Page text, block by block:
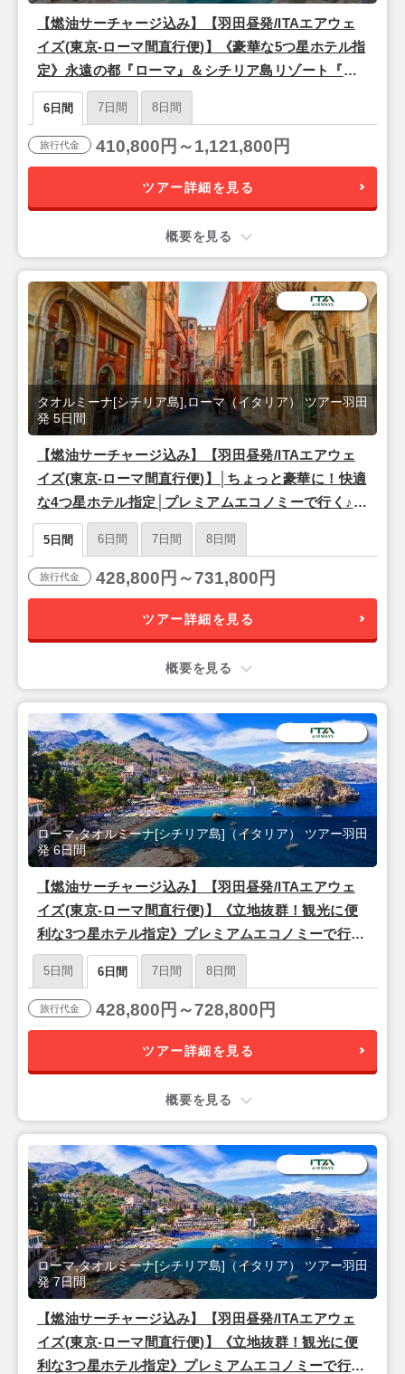
【燃油サーチャージ込み】【羽田昼発/ITAエアウェ
イズ(東京-ローマ間直行便)】《豪華な5つ星ホテル指
定》永遠の都『ローマ』＆シチリア島リゾート『タ
オルミーナ』6日間
6日間 7日間 8日間
旅行代金 410,800円～1,121,800円
ツアー詳細を見る
概要を見る
【燃油サーチャージ込み】【羽田昼発/ITAエアウェ
イズ(東京-ローマ間直行便)】│ちょっと豪華に！快適
な4つ星ホテル指定│プレミアムエコノミーで行く♪
永遠の都『ローマ』＆シチリア島リゾート『タオル
ミーナ』5日間
タオルミーナ[シチリア島],ローマ（イタリア） ツアー羽田
発 5日間
5日間 6日間 7日間 8日間
旅行代金 428,800円～731,800円
ツアー詳細を見る
概要を見る
【燃油サーチャージ込み】【羽田昼発/ITAエアウェ
イズ(東京-ローマ間直行便)】《立地抜群！観光に便
利な3つ星ホテル指定》プレミアムエコノミーで行く
♪ 永遠の都『ローマ』＆シチリア島リゾート『タオ
ルミーナ』6日間
ローマ,タオルミーナ[シチリア島]（イタリア） ツアー羽田
発 6日間
5日間 6日間 7日間 8日間
旅行代金 428,800円～728,800円
ツアー詳細を見る
概要を見る
【燃油サーチャージ込み】【羽田昼発/ITAエアウェ
イズ(東京-ローマ間直行便)】《立地抜群！観光に便
利な3つ星ホテル指定》プレミアムエコノミーで行く
ローマ,タオルミーナ[シチリア島]（イタリア） ツアー羽田
発 7日間